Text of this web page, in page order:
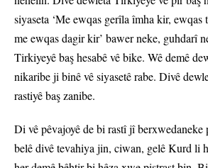
siyaseta ‘Me ewqas gerîla îmha kir,
me ewqas dagir kir’ bawer neke, guhdarî
Tirkiyeyê baş hesabê vê bike. Wê demê
nikaribe ji binê vê siyasetê rabe. Divê
rastiyê baş zanibe.
Di vê pêvajoyê de bi rastî jî berxwedaneke
belê divê tevahiya jin, ciwan, gelê Kurd li